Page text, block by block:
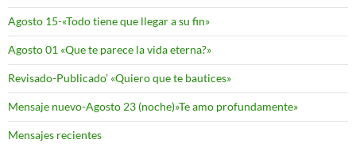
Agosto 15-«Todo tiene que llegar a su fin»
Agosto 01 «Que te parece la vida eterna?»
Revisado-Publicado’ «Quiero que te bautices»
Mensaje nuevo-Agosto 23 (noche)»Te amo profundamente»
Mensajes recientes